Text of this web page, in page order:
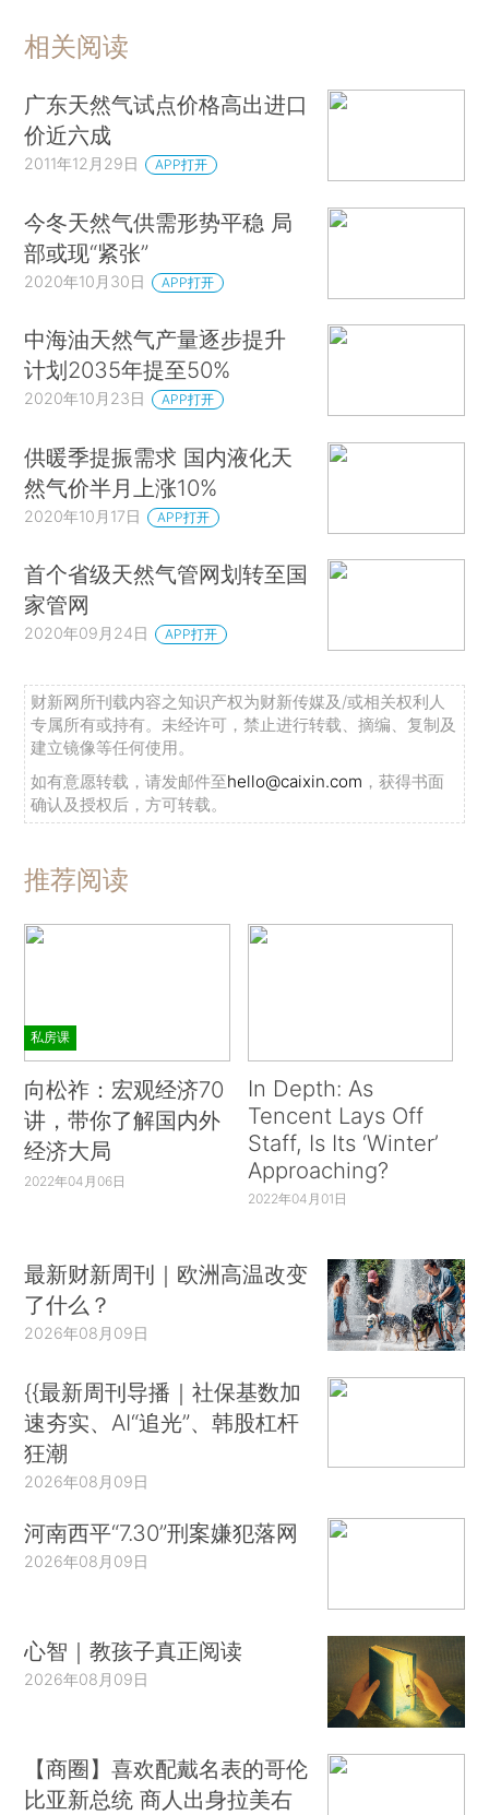
相关阅读
广东天然气试点价格高出进口
价近六成
2011年12月29日 APP打开
今冬天然气供需形势平稳 局
部或现“紧张”
2020年10月30日 APP打开
中海油天然气产量逐步提升
计划2035年提至50%
2020年10月23日 APP打开
供暖季提振需求 国内液化天
然气价半月上涨10%
2020年10月17日 APP打开
首个省级天然气管网划转至国
家管网
2020年09月24日 APP打开
财新网所刊载内容之知识产权为财新传媒及/或相关权利人
专属所有或持有。未经许可，禁止进行转载、摘编、复制及
建立镜像等任何使用。
如有意愿转载，请发邮件至hello@caixin.com ，获得书面
确认及授权后，方可转载。
推荐阅读
私房课
向松祚：宏观经济70
讲，带你了解国内外
经济大局
2022年04月06日
In Depth: As
Tencent Lays Off
Staff, Is Its ‘Winter’
Approaching?
2022年04月01日
最新财新周刊｜欧洲高温改变
了什么？
2026年08月09日
{{最新周刊导播｜社保基数加
速夯实、AI“追光”、韩股杠杆
狂潮
2026年08月09日
河南西平“7.30”刑案嫌犯落网
2026年08月09日
心智｜教孩子真正阅读
2026年08月09日
【商圈】喜欢配戴名表的哥伦
比亚新总统 商人出身拉美右